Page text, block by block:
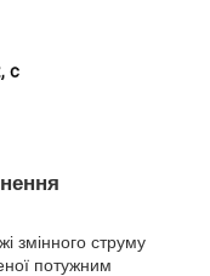
змінного струму
потужним